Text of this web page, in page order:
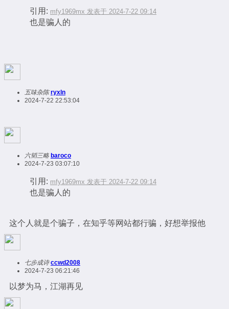
引用: mfy1969mx 发表于 2024-7-22 09:14
也是骗人的
五味杂陈 ryxln
2024-7-22 22:53:04
六韬三略 baroco
2024-7-23 03:07:10
引用: mfy1969mx 发表于 2024-7-22 09:14
也是骗人的
这个人就是个骗子，在知乎等网站都行骗，好想举报他
七步成诗 ccwd2008
2024-7-23 06:21:46
以梦为马，江湖再见